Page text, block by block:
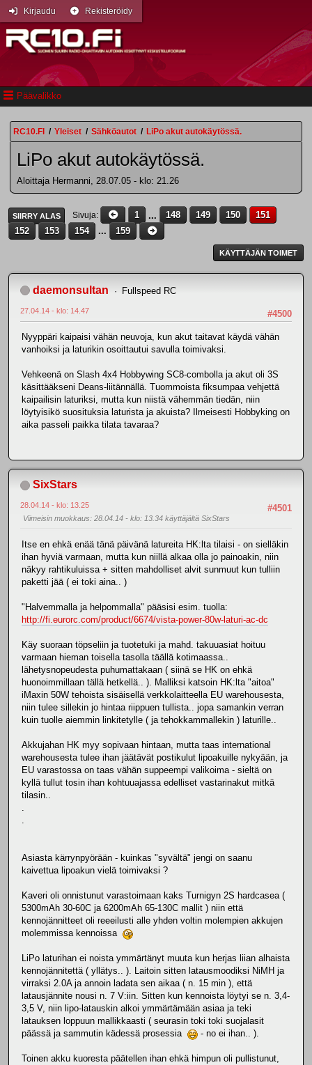
Päävalikko
Kirjaudu Rekisteröidy
RC10.FI / Yleiset / Sähköautot / LiPo akut autokäytössä.
LiPo akut autokäytössä.
Aloittaja Hermanni, 28.07.05 - klo: 21.26
SIIRRY ALAS Sivuja 1 ... 148 149 150
151
152
153 154 ... 159
KÄYTTÄJÄN TOIMET
daemonsultan Fullspeed RC
#4500
27.04.14 - klo: 14.47
Nyyppäri kaipaisi vähän neuvoja, kun akut taitavat käydä vähän
vanhoiksi ja laturikin osoittautui savulla toimivaksi.
Vehkeenä on Slash 4x4 Hobbywing SC8-combolla ja akut oli 3S
käsittääkseni Deans-liitännällä. Tuommoista fiksumpaa vehjettä
kaipailisin laturiksi, mutta kun niistä vähemmän tiedän, niin
löytyisikö suosituksia laturista ja akuista? Ilmeisesti Hobbyking on
aika passeli paikka tilata tavaraa?
SixStars
#4501
28.04.14 - klo: 13.25
Viimeisin muokkaus: 28.04.14 - klo: 13.34 käyttäjältä SixStars
Itse en ehkä enää tänä päivänä latureita HK:lta tilaisi - on sielläkin
ihan hyviä varmaan, mutta kun niillä alkaa olla jo painoakin, niin
näkyy rahtikuluissa + sitten mahdolliset alvit sunmuut kun tulliin
paketti jää ( ei toki aina.. )
"Halvemmalla ja helpommalla" pääsisi esim. tuolla:
http://fi.eurorc.com/product/6674/vista-power-80w-laturi-ac-dc
Käy suoraan töpseliin ja tuotetuki ja mahd. takuuasiat hoituu
varmaan hieman toisella tasolla täällä kotimaassa..
lähetysnopeudesta puhumattakaan ( siinä se HK on ehkä
huonoimmillaan tällä hetkellä.. ). Malliksi katsoin HK:lta "aitoa"
iMaxin 50W tehoista sisäisellä verkkolaitteella EU warehousesta,
niin tulee sillekin jo hintaa riippuen tullista.. jopa samankin verran
kuin tuolle aiemmin linkitetylle ( ja tehokkammallekin ) laturille..
Akkujahan HK myy sopivaan hintaan, mutta taas international
warehousesta tulee ihan jäätävät postikulut lipoakuille nykyään, ja
EU varastossa on taas vähän suppeempi valikoima - sieltä on
kyllä tullut tosin ihan kohtuuajassa edelliset vastarinakut mitkä
tilasin..
.
.
Asiasta kärrynpyörään - kuinkas "syvältä" jengi on saanu
kaivettua lipoakun vielä toimivaksi ?
Kaveri oli onnistunut varastoimaan kaks Turnigyn 2S hardcasea (
5300mAh 30-60C ja 6200mAh 65-130C mallit ) niin että
kennojännitteet oli reeeilusti alle yhden voltin molempien akkujen
molemmissa kennoissa
LiPo laturihan ei noista ymmärtänyt muuta kun herjas liian alhaista
kennojännitettä ( yllätys.. ). Laitoin sitten latausmoodiksi NiMH ja
virraksi 2.0A ja annoin ladata sen aikaa ( n. 15 min ), että
latausjännite nousi n. 7 V:iin. Sitten kun kennoista löytyi se n. 3,4-
3,5 V, niin lipo-latauskin alkoi ymmärtämään asiaa ja teki
latauksen loppuun mallikkaasti ( seurasin toki toki suojalasit
päässä ja sammutin kädessä prosessia
- no ei ihan.. ).
Toinen akku kuoresta päätellen ihan ehkä himpun oli pullistunut,